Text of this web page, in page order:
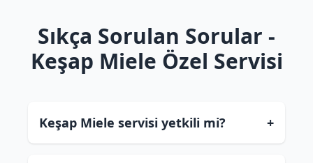
Sıkça Sorulan Sorular -
Keşap Miele Özel Servisi
Keşap Miele servisi yetkili mi? +